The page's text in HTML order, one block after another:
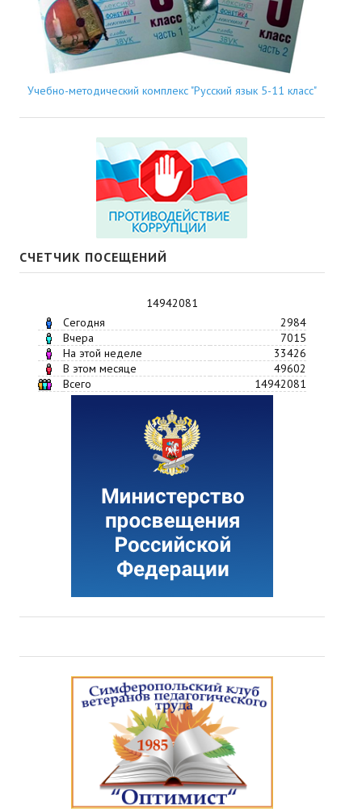
Учебно-методический комплекс "Русский язык 5-11 класс"
СЧЕТЧИК ПОСЕЩЕНИЙ
14942081
Сегодня
2984
Вчера
7015
На этой неделе
33426
В этом месяце
49602
Всего
14942081